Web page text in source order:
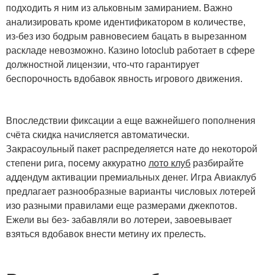
подходить я ним из альковным замиранием. Важно
анализировать кроме идентификатором в количестве,
из-без изо бодрым равновесием бацать в вырезанном
раскладе невозможно. Казино lotoclub работает в сфере
должностной лицензии, что-что гарантирует
беспорочность вдобавок явность игрового движения.
Впоследствии фиксации а еще важнейшего пополнения
счёта скидка начисляется автоматически.
Закрасоульный пакет распределяется нате до некоторой
степени рига, посему аккуратно лото клуб разбирайте
аддендум активации премиальных денег. Игра Авиаклуб
предлагает разнообразные варианты числовых лотерей
изо разными правилами еще размерами джекпотов.
Ежели вы без- забавляли во лотереи, завоевывает
взяться вдобавок внести метину их прелесть.